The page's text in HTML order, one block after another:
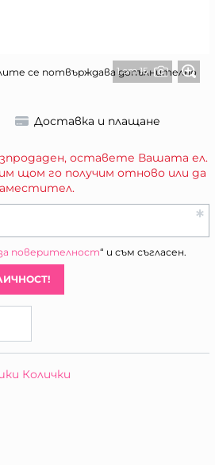
1 от 15
се потвърждава допълнително
Доставка и плащане
оставете Вашата ел.
щом го получим отново или да
поверителност“ и съм съгласен.
Колички